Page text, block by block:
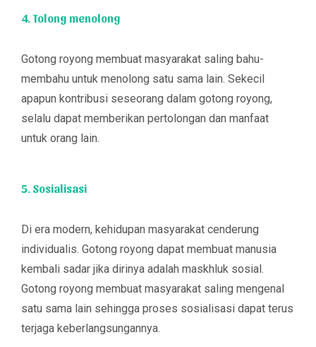
4. Tolong menolong
Gotong royong membuat masyarakat saling bahu-
membahu untuk menolong satu sama lain. Sekecil
apapun kontribusi seseorang dalam gotong royong,
selalu dapat memberikan pertolongan dan manfaat
untuk orang lain.
5. Sosialisasi
Di era modern, kehidupan masyarakat cenderung
individualis. Gotong royong dapat membuat manusia
kembali sadar jika dirinya adalah maskhluk sosial.
Gotong royong membuat masyarakat saling mengenal
satu sama lain sehingga proses sosialisasi dapat terus
terjaga keberlangsungannya.